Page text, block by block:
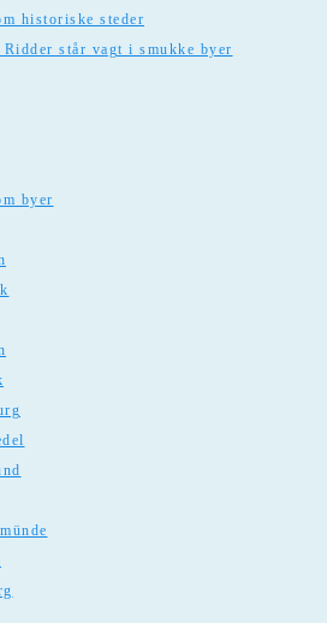
historiske steder
står vagt i smukke byer
byer